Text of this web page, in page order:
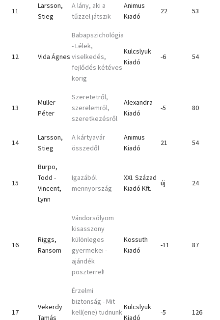
11
Larsson,
Stieg
A lány, aki a
tűzzel játszik
Animus
Kiadó
22 53
12 Vida Ágnes
Babapszichológia
- Lélek,
viselkedés,
fejlődés kétéves
korig
Kulcslyuk
Kiadó
-6 54
13
Müller
Péter
Szeretetről,
szerelemről,
szeretkezésről
Alexandra
Kiadó
-5 80
14
Larsson,
Stieg
A kártyavár
összedől
Animus
Kiadó
21 54
15
Burpo,
Todd -
Vincent,
Lynn
Igazából
mennyország
XXI. Század
Kiadó Kft.
új 24
16
Riggs,
Ransom
Vándorsólyom
kisasszony
különleges
gyermekei -
ajándék
poszterrel!
Kossuth
Kiadó
-11 87
17
Vekerdy
Tamás
Érzelmi
biztonság - Mit
kell(ene) tudnunk
Kulcslyuk
Kiadó
-5 126